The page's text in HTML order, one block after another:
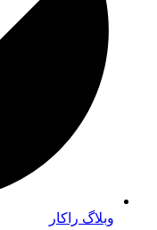
وبلاگ راکار